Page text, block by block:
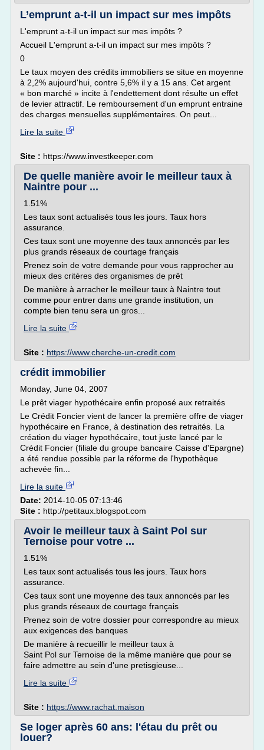
L’emprunt a-t-il un impact sur mes impôts
L'emprunt a-t-il un impact sur mes impôts ?
Accueil L'emprunt a-t-il un impact sur mes impôts ?
0
Le taux moyen des crédits immobiliers se situe en moyenne
à 2,2% aujourd'hui, contre 5,6% il y a 15 ans. Cet argent
« bon marché » incite à l'endettement dont résulte un effet
de levier attractif. Le remboursement d'un emprunt entraine
des charges mensuelles supplémentaires. On peut...
Lire la suite
Site : https://www.investkeeper.com
De quelle manière avoir le meilleur taux à
Naintre pour ...
1.51%
Les taux sont actualisés tous les jours. Taux hors
assurance.
Ces taux sont une moyenne des taux annoncés par les
plus grands réseaux de courtage français
Prenez soin de votre demande pour vous rapprocher au
mieux des critères des organismes de prêt
De manière à arracher le meilleur taux à Naintre tout
comme pour entrer dans une grande institution, un
compte bien tenu sera un gros...
Lire la suite
Site : https://www.cherche-un-credit.com
crédit immobilier
Monday, June 04, 2007
Le prêt viager hypothécaire enfin proposé aux retraités
Le Crédit Foncier vient de lancer la première offre de viager
hypothécaire en France, à destination des retraités. La
création du viager hypothécaire, tout juste lancé par le
Crédit Foncier (filiale du groupe bancaire Caisse d'Epargne)
a été rendue possible par la réforme de l'hypothèque
achevée fin...
Lire la suite
Date: 2014-10-05 07:13:46
Site : http://petitaux.blogspot.com
Avoir le meilleur taux à Saint Pol sur
Ternoise pour votre ...
1.51%
Les taux sont actualisés tous les jours. Taux hors
assurance.
Ces taux sont une moyenne des taux annoncés par les
plus grands réseaux de courtage français
Prenez soin de votre dossier pour correspondre au mieux
aux exigences des banques
De manière à recueillir le meilleur taux à
Saint Pol sur Ternoise de la même manière que pour se
faire admettre au sein d'une pretisgieuse...
Lire la suite
Site : https://www.rachat.maison
Se loger après 60 ans: l'étau du prêt ou
louer?